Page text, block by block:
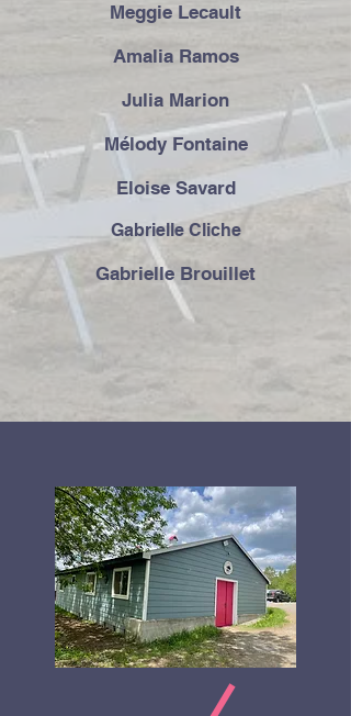
Meggie Lecault
Amalia Ramos
Julia Marion
Mélody Fontaine
Eloise Savard
Gabrielle Cliche
Gabrielle Brouillet